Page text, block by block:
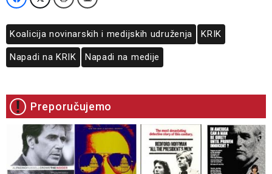
Koalicija novinarskih i medijskih udruženja KRIK
Napadi na KRIK Napadi na medije
Preporučujemo